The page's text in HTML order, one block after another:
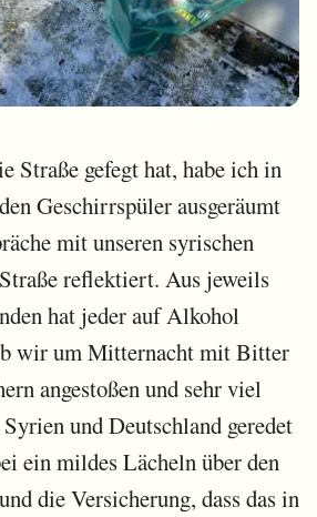
Straße gefegt hat, habe ich in
Geschirrspüler ausgeräumt
mit unseren syrischen
reflektiert. Aus jeweils
hat jeder auf Alkohol
wir um Mitternacht mit Bitter
angestoßen und sehr viel
und Deutschland geredet
ein mildes Lächeln über den
die Versicherung, dass das in